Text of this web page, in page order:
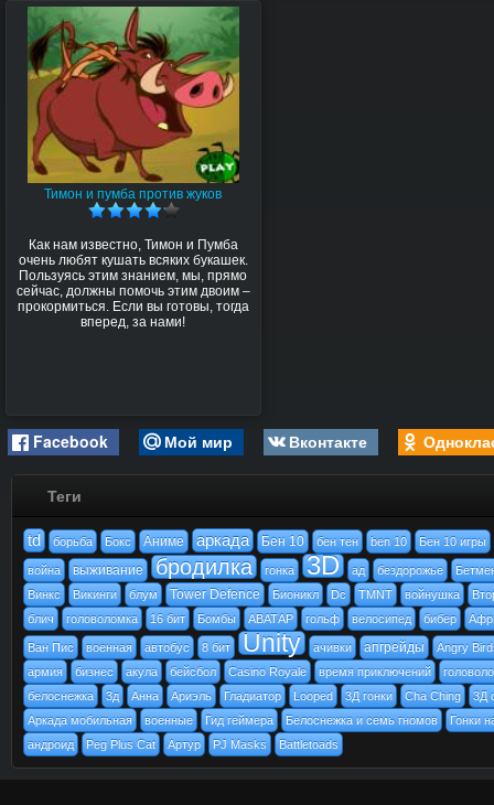
Тимон и пумба против жуков
Как нам известно, Тимон и Пумба
очень любят кушать всяких букашек.
Пользуясь этим знанием, мы, прямо
сейчас, должны помочь этим двоим –
прокормиться. Если вы готовы, тогда
вперед, за нами!
Facebook Мой мир Вконтакте
Теги
td борьба Бокс Аниме аркада Бен 10 бен тен ben 10 Бен 10 игры
война выживание бродилка гонка 3D ад бездорожье
Винкс
Викинги блум Tower Defence Бионикл Dc TMNT войнушка
блич
головоломка 16 бит Бомбы АВАТАР гольф велосипед бибер
Ван Пис военная автобус 8 бит Unity ачивки апгрейды
Angry
армия
бизнес акула бейсбол Casino Royale время приключений
белоснежка
3д Анна Ариэль Гладиатор Looped 3Д гонки Cha Ching
3Д
Аркада мобильная
военные Гид геймера Белоснежка и семь гномов
Гонки
андроид
Peg Plus Cat Артур PJ Masks Battletoads